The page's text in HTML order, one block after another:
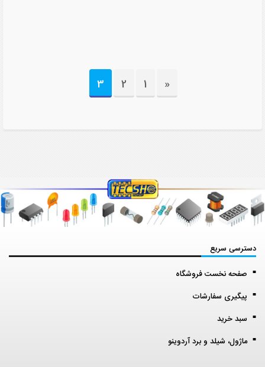
«
1
2
3
دسترسی سریع
صفحه نخست فروشگاه
پیگیری سفارشات
سبد خرید
ماژول، شیلد و برد آردوینو